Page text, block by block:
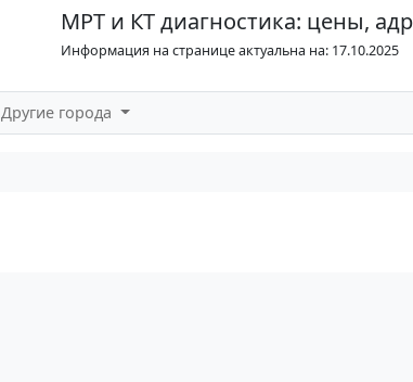
МРТ и КТ диагностика: цены,
Информация на странице актуальна на: 17.10.2025
Другие города